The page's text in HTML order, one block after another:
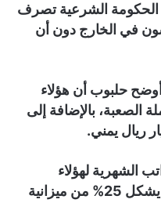
الحكومة الشرعية تصرف
في الخارج دون أن
حلبوب أن هؤلاء
الصعبة، بالإضافة إلى
الشهرية لهؤلاء
المسؤولين 12 مليون دولار، مما يشكل 25% من ميزانية